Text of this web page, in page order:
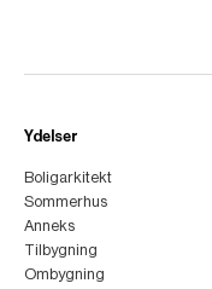
Ydelser
Boligarkitekt
Sommerhus
Anneks
Tilbygning
Ombygning